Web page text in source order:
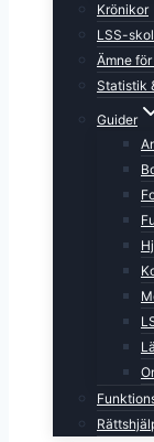
Krönikor
LSS-
Ämne
Statistik
Guider